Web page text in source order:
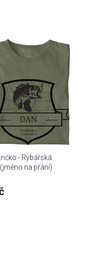
- Rybářská
(jméno na přání)